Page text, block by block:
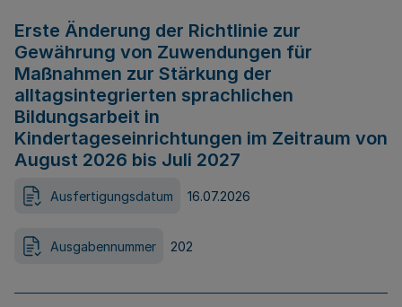
Erste Änderung der Richtlinie zur
Gewährung von Zuwendungen für
Maßnahmen zur Stärkung der
alltagsintegrierten sprachlichen
Bildungsarbeit in
Kindertageseinrichtungen im Zeitraum von
August 2026 bis Juli 2027
Ausfertigungsdatum 16.07.2026
Ausgabennummer 202